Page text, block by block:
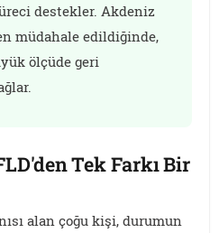
destekler. Akdeniz
müdahale edildiğinde,
ölçüde geri
Tek Farkı Bir
alan çoğu kişi, durumun